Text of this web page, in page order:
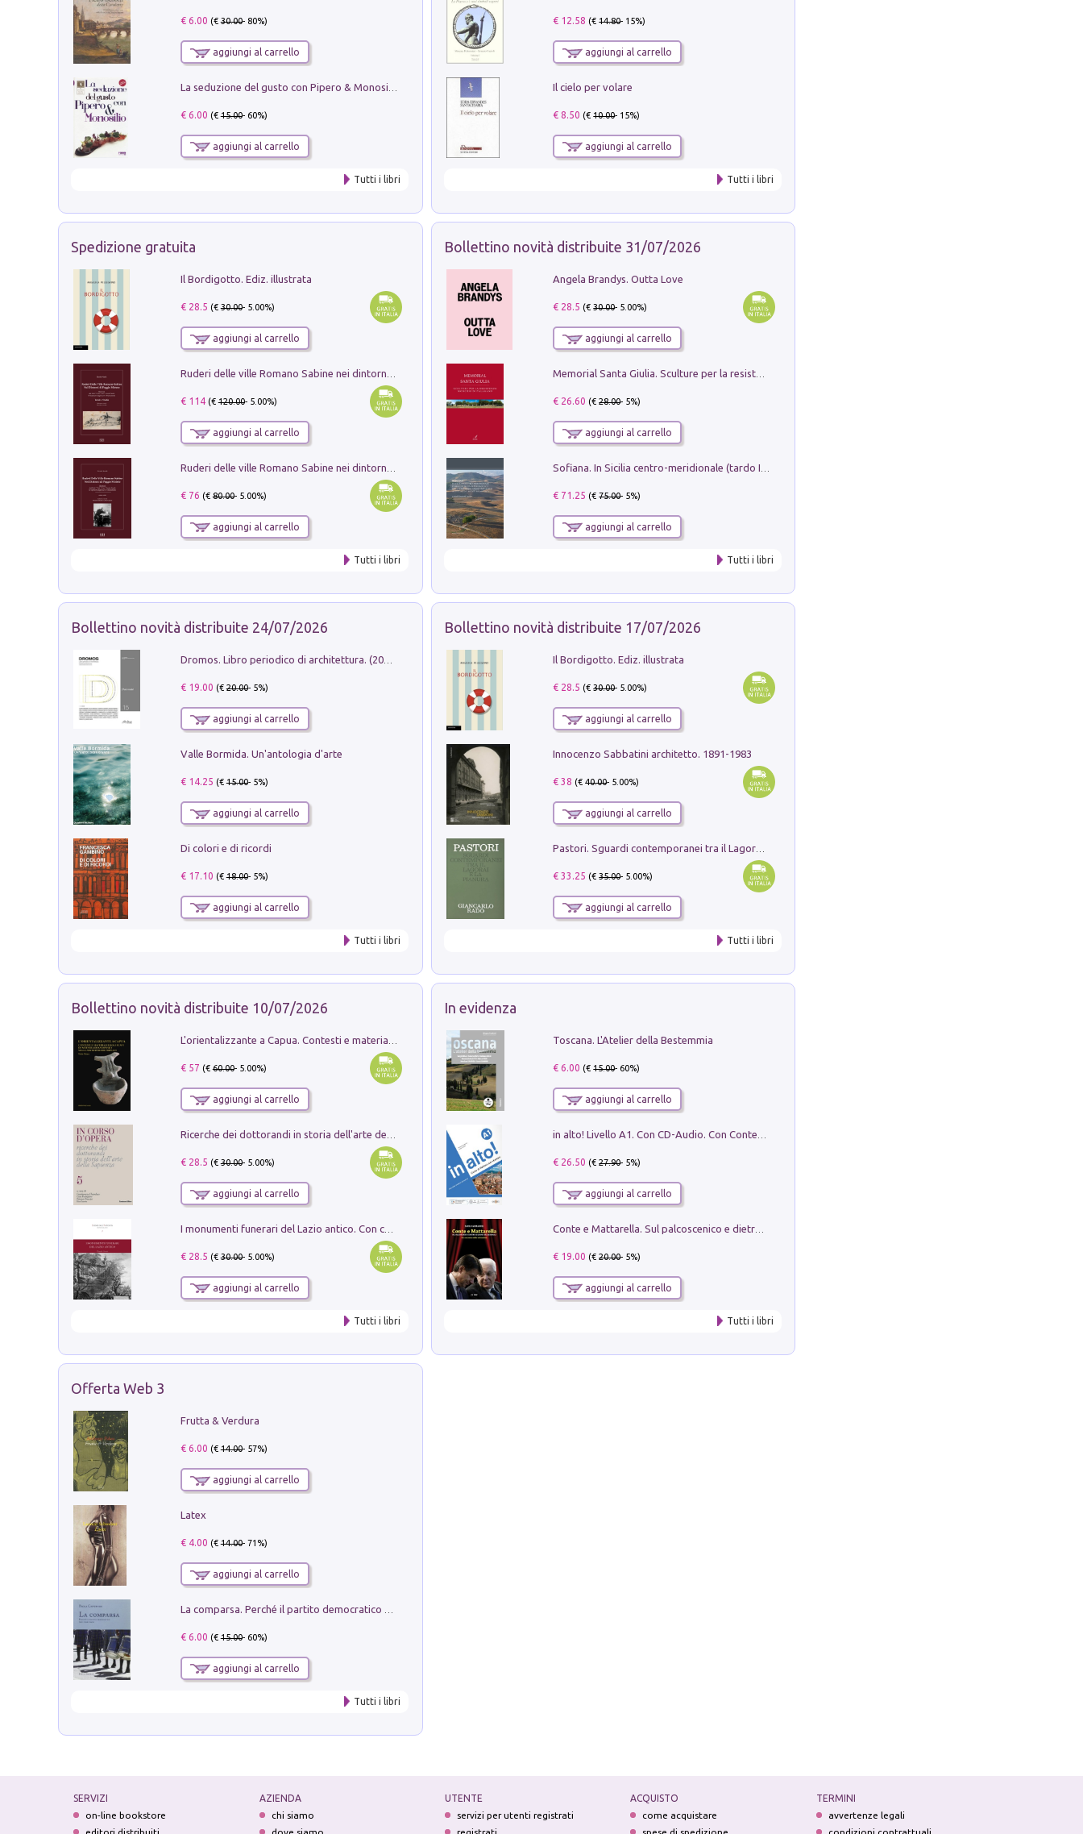
€ 6.00 (€30.00- 80%)
aggiungi al carrello
€ 6.00 (€15.00- 60%)
aggiungi al carrello
Tutti i libri
€ 12.58 (€14.80- 15%)
aggiungi al carrello
Il cielo per volare
€ 8.50 (€10.00- 15%)
aggiungi al carrello
Tutti i libri
Spedizione gratuita
Il Bordigotto. Ediz. illustrata
€ 28.5 (€30.00- 5.00%)
aggiungi al carrello
€ 114(€120.00- 5.00%)
aggiungi al carrello
€ 76 (€80.00- 5.00%)
aggiungi al carrello
Tutti i libri
Bollettino novità distribuite 31/07/2026
Angela Brandys. Outta Love
€ 28.5 (€30.00- 5.00%)
aggiungi al carrello
€ 26.60 (€28.00- 5%)
aggiungi al carrello
€ 71.25 (€75.00- 5%)
aggiungi al carrello
Tutti i libri
Bollettino novità distribuite 24/07/2026
Dromos. Libro periodico di architettura. (2026). Vol. 15: Post-model
€ 19.00 (€20.00- 5%)
aggiungi al carrello
Valle Bormida. Un'antologia d'arte
€ 14.25 (€15.00- 5%)
aggiungi al carrello
Di colori e di ricordi
€ 17.10 (€18.00- 5%)
aggiungi al carrello
Tutti i libri
Bollettino novità distribuite 17/07/2026
Il Bordigotto. Ediz. illustrata
€ 28.5 (€30.00- 5.00%)
aggiungi al carrello
Innocenzo Sabbatini architetto. 1891-1983
€ 38 (€40.00- 5.00%)
aggiungi al carrello
€ 33.25 (€35.00- 5.00%)
aggiungi al carrello
Tutti i libri
Bollettino novità distribuite 10/07/2026
€ 57 (€60.00- 5.00%)
aggiungi al carrello
€ 28.5 (€30.00- 5.00%)
aggiungi al carrello
I monumenti funerari del Lazio antico. Con cartella con tavole
€ 28.5 (€30.00- 5.00%)
aggiungi al carrello
Tutti i libri
In evidenza
Toscana. L'Atelier della Bestemmia
€ 6.00 (€15.00- 60%)
aggiungi al carrello
€ 26.50 (€27.90- 5%)
aggiungi al carrello
€ 19.00 (€20.00- 5%)
aggiungi al carrello
Tutti i libri
Offerta Web 3
Frutta & Verdura
€ 6.00 (€14.00- 57%)
aggiungi al carrello
Latex
€ 4.00 (€14.00- 71%)
aggiungi al carrello
€ 6.00 (€15.00- 60%)
aggiungi al carrello
Tutti i libri
SERVIZI
on-line bookstore
AZIENDA
chi siamo
UTENTE
servizi per utenti registrati
ACQUISTO
come acquistare
TERMINI
avvertenze legali